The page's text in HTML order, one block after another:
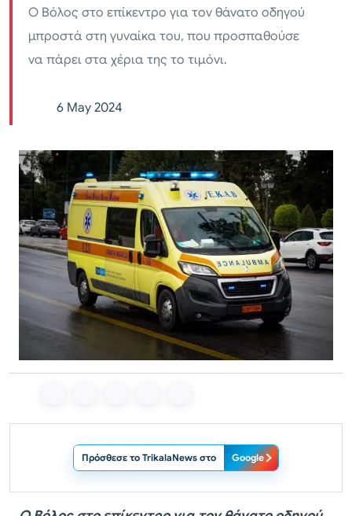
Ο Βόλος στο επίκεντρο για τον θάνατο οδηγού
μπροστά στη γυναίκα του, που προσπαθούσε
να πάρει στα χέρια της το τιμόνι.
6 May 2024
Πρόσθεσε το TrikalaNews στο Google